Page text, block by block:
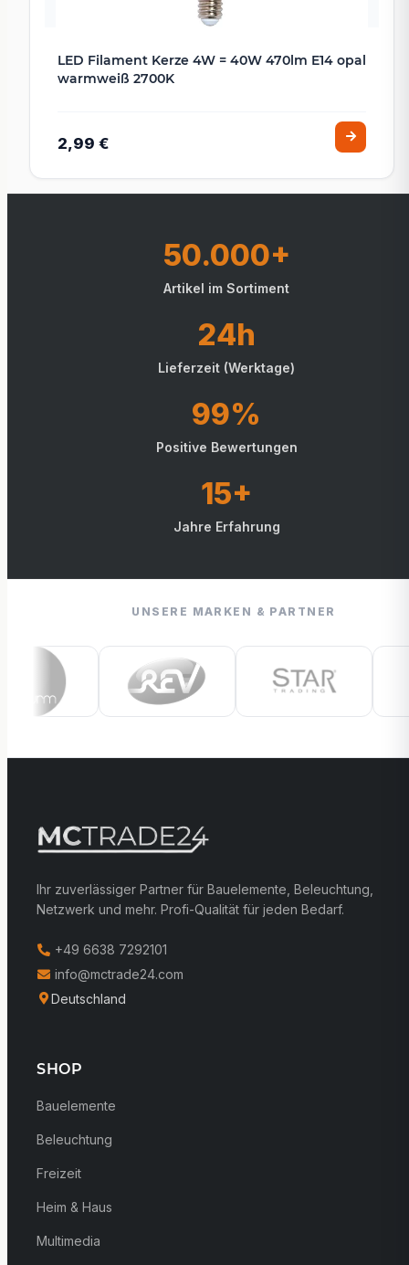
LED Filament Kerze 4W = 40W 470lm E14 opal
warmweiß 2700K
2,99 €
50.000+
Artikel im Sortiment
24h
Lieferzeit (Werktage)
99%
Positive Bewertungen
15+
Jahre Erfahrung
UNSERE MARKEN & PARTNER
Ihr zuverlässiger Partner für Bauelemente, Beleuchtung,
Netzwerk und mehr. Profi-Qualität für jeden Bedarf.
+49 6638 7292101
info@mctrade24.com
Deutschland
SHOP
Bauelemente
Beleuchtung
Freizeit
Heim & Haus
Multimedia